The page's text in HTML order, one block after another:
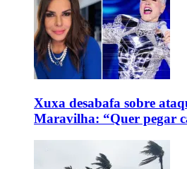
Xuxa desabafa sobre
Maravilha: “Quer pegar